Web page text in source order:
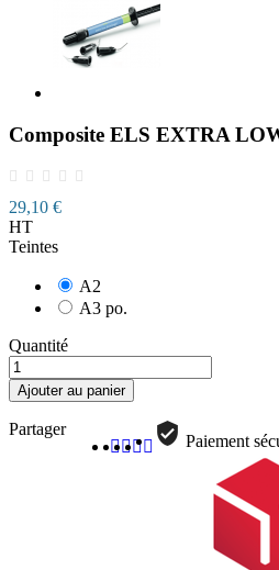
Composite ELS EXTRA
29,10 €
HT
Teintes
A2
A3 po.
Quantité
Ajouter au panier
Partager
Paiement